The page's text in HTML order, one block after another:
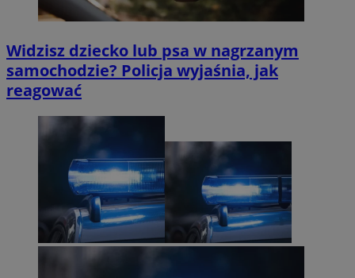
Widzisz dziecko lub psa w nagrzanym
samochodzie? Policja wyjaśnia, jak
reagować